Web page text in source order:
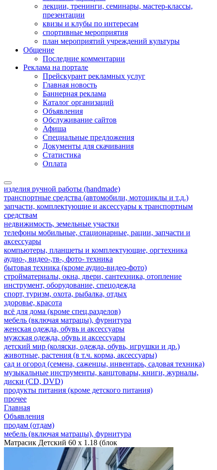
лекции, тренинги, семинары, мастер-классы,
презентации
квизы и клубы по интересам
спортивные мероприятия
план мероприятий учреждений культуры
Общение
Последние комментарии
Реклама на портале
Прейскурант рекламных услуг
Главная новость
Баннерная реклама
Каталог организаций
Объявления
Обслуживание сайтов
Афиша
Специальные предложения
Документы для скачивания
Статистика
Оплата
изделия ручной работы (handmade)
транспортные средства (автомобили, мотоциклы и т.д.)
запчасти, комплектующие и аксессуары к транспортным
средствам
недвижимость, земельные участки
телефоны мобильные, стационарные, рации, запчасти и
аксессуары
компьютеры, планшеты и комплектующие, оргтехника
аудио-, видео-,тв-, фото- техника
бытовая техника (кроме аудио-видео-фото)
стройматериалы, окна, двери, сантехника, отопление
инструмент, оборудование, спецодежда
спорт, туризм, охота, рыбалка, отдых
здоровье, красота
всё для дома (кроме спец.разделов)
мебель (включая матрацы), фурнитура
женская одежда, обувь и аксессуары
мужская одежда, обувь и аксессуары
детский мир (коляски, одежда, обувь, игрушки и др.)
животные, растения (в т.ч. корма, аксессуары)
сад и огород (семена, саженцы, инвентарь, садовая техника)
музыкальные инструменты, канцтовары, книги, журналы,
диски (CD, DVD)
продукты питания (кроме детского питания)
прочее
Главная
Объявления
продам (отдам)
мебель (включая матрацы), фурнитура
Матрасик Детский 60 х 1.18 (блок